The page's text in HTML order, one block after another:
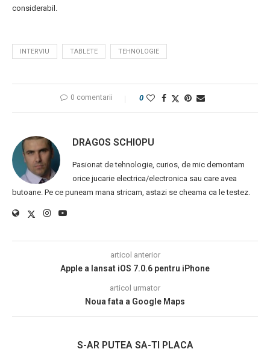
considerabil.
INTERVIU TABLETE TEHNOLOGIE
0 comentarii 0
DRAGOS SCHIOPU
Pasionat de tehnologie, curios, de mic demontam
orice jucarie electrica/electronica sau care avea
butoane. Pe ce puneam mana stricam, astazi se cheama ca le testez.
articol anterior
Apple a lansat iOS 7.0.6 pentru iPhone
articol urmator
Noua fata a Google Maps
S-AR PUTEA SA-TI PLACA